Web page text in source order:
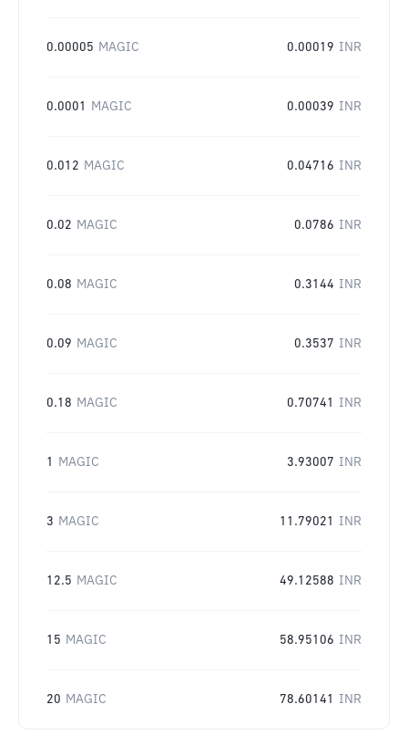
0.00005 MAGIC 0.00019 INR
0.0001 MAGIC 0.00039 INR
0.012 MAGIC 0.04716 INR
0.02 MAGIC 0.0786 INR
0.08 MAGIC 0.3144 INR
0.09 MAGIC 0.3537 INR
0.18 MAGIC 0.70741 INR
1 MAGIC 3.93007 INR
3 MAGIC 11.79021 INR
12.5 MAGIC 49.12588 INR
15 MAGIC 58.95106 INR
20 MAGIC 78.60141 INR